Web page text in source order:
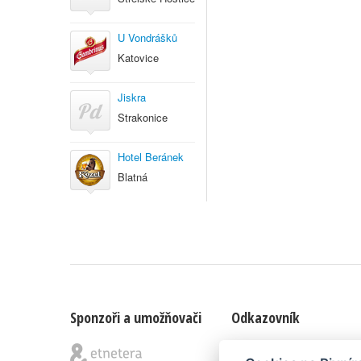
U Vondrášků
Katovice
Jiskra
Strakonice
Hotel Beránek
Blatná
Sponzoři a umožňovači Odkazovník
Blog| Nápady & připomínky